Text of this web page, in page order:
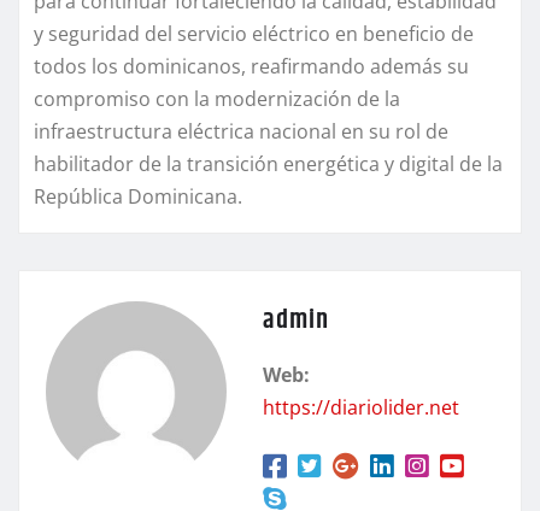
y seguridad del servicio eléctrico en beneficio de
todos los dominicanos, reafirmando además su
compromiso con la modernización de la
infraestructura eléctrica nacional en su rol de
habilitador de la transición energética y digital de la
República Dominicana.
admin
Web:
https://diariolider.net